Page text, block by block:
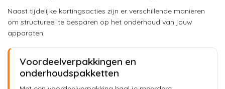
Naast tijdelijke kortingsacties zijn er verschillende manieren
om structureel te besparen op het onderhoud van jouw
apparaten.
Voordeelverpakkingen en
onderhoudspakketten